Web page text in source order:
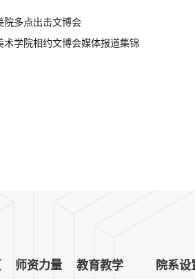
院多点出击文博会
术学院相约文博会媒体报道集锦
师资力量 教育教学 院系设